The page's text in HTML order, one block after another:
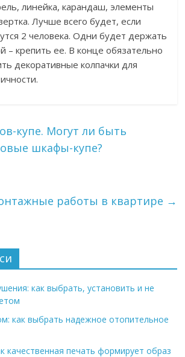
линейка, карандаш, элементы
Лучше всего будет, если
2 человека. Одни будет держать
– крепить ее. В конце обязательно
декоративные колпачки для
купе. Могут ли быть
шкафы-купе?
работы в квартире →
как выбрать, установить и не
как выбрать надежное отопительное
качественная печать формирует образ